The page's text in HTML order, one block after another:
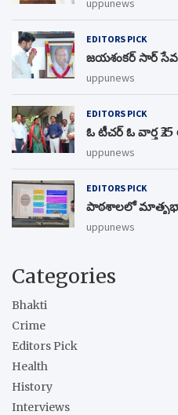
EDITORS PICK
జయశంకర్ సార్
uppunews
EDITORS PICK
ఓ టీచర్ ఓ వార్త
uppunews
EDITORS PICK
పాఠశాలలో
uppunews
Categories
Bhakti
Crime
Editors Pick
Health
History
Interviews